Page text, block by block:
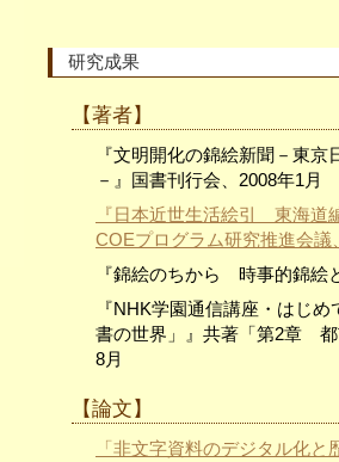
研究成果
【著者】
『文明開化の錦絵新聞－東
－』国書刊行会、2008年1月
『日本近世生活絵引 東海道
COEプログラム研究推進会議
『錦絵のちから 時事的錦絵
『NHK学園通信講座・はじ
書の世界」』共著「第2章
8月
【論文】
「非文字資料のデジタル化